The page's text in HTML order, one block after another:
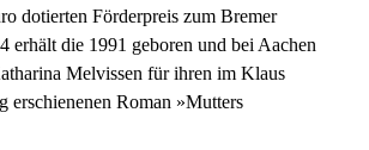
dotierten Förderpreis zum Bremer
erhält die 1991 geboren und bei Aachen
Melvissen für ihren im Klaus
erschienenen Roman »Mutters